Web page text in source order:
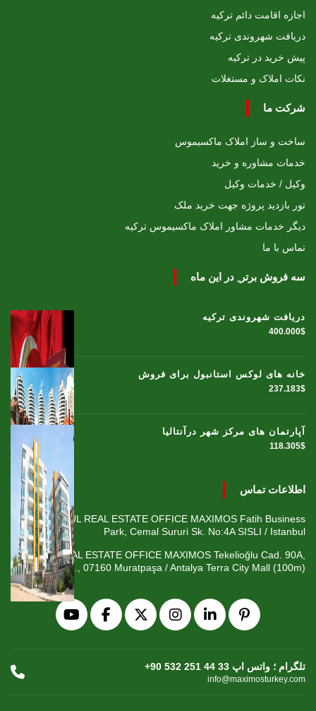
اجازه اقامت دائم ترکیه
دریافت شهروندی ترکیه
پیش خرید در ترکیه
نکات املاک و مستغلات
شرکت ما
ساخت و ساز املاک ماکسیموس
خدمات مشاوره و خرید
وکیل / خدمات وکیل
تور بازدید پروژه جهت خرید ملک
دیگر خدمات مشاور املاک ماکسیموس ترکیه
تماس با ما
سه فروش برتر ِ در این ماه
دریافت شهروندی ترکیه
400.000$
خانه های لوکس استانبول برای فروش
237.183$
آپارتمان های مرکز شهر درآنتالیا
118.305$
اطلاعات تماس
ISTANBUL REAL ESTATE OFFICE MAXIMOS Fatih Business
Park, Cemal Sururi Sk. No:4A SISLI / Istanbul
ANTALYA REAL ESTATE OFFICE MAXIMOS Tekelioğlu Cad. 90A,
Fener Mah., 07160 Muratpaşa / Antalya Terra City Mall (100m)
+90 532 251 44 33 تلگرام ؛ واتس اپ
info@maximosturkey.com